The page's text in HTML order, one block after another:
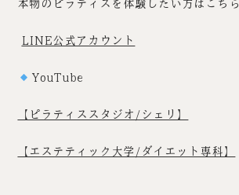
本物のピラティスを体験したい方はこちら
LINE公式アカウント
YouTube
【ピラティススタジオ/シェリ】
【エステティック大学/ダイエット専科】